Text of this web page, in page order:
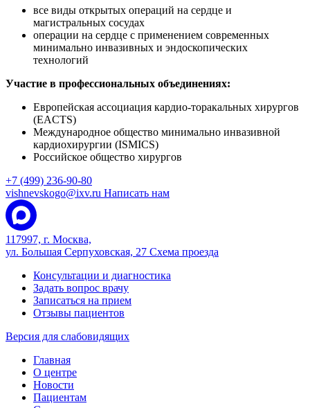
все виды открытых операций на сердце и
магистральных сосудах
операции на сердце с применением современных
минимально инвазивных и эндоскопических
технологий
Участие в профессиональных объединениях:
Европейская ассоциация кардио-торакальных хирургов
(EACTS)
Международное общество минимально инвазивной
кардиохирургии (ISMICS)
Российское общество хирургов
+7 (499) 236-90-80
vishnevskogo@ixv.ru Написать нам
117997, г. Москва,
ул. Большая Серпуховская, 27 Схема проезда
Консультации и диагностика
Задать вопрос врачу
Записаться на прием
Отзывы пациентов
Версия для слабовидящих
Главная
О центре
Новости
Пациентам